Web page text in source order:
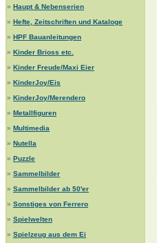
» Haupt & Nebenserien
» Hefte, Zeitschriften und Kataloge
» HPF Bauanleitungen
» Kinder Brioss etc.
» Kinder Freude/Maxi Eier
» KinderJoy/Eis
» KinderJoy/Merendero
» Metallfiguren
» Multimedia
» Nutella
» Puzzle
» Sammelbilder
» Sammelbilder ab 50'er
» Sonstiges von Ferrero
» Spielwelten
» Spielzeug aus dem Ei